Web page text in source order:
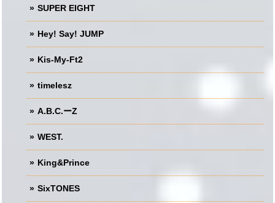
SUPER EIGHT
Hey! Say! JUMP
Kis-My-Ft2
timelesz
A.B.C.ーZ
WEST.
King&Prince
SixTONES